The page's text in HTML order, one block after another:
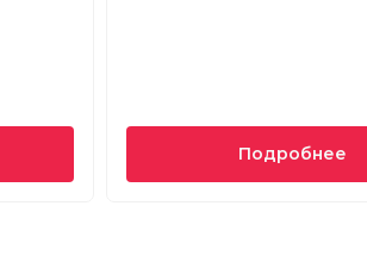
Подробнее